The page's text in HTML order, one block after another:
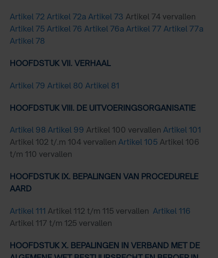
Artikel 72 Artikel 72a Artikel 73 Artikel 74 vervallen
Artikel 75 Artikel 76 Artikel 76a Artikel 77 Artikel 77a
Artikel 78
HOOFDSTUK VII. VERHAAL
Artikel 79 Artikel 80 Artikel 81
HOOFDSTUK VIII. DE UITVOERINGSORGANISATIE
Artikel 98 Artikel 99 Artikel 100 vervallen Artikel 101
Artikel 102 t/.m 104 vervallen Artikel 105 Artikel 106
t/m 110 vervallen
HOOFDSTUK IX. BEPALINGEN VAN PROCEDURELE
AARD
Artikel 111 Artikel 112 t/m 115 vervallen Artikel 116
Artikel 117 t/m 125 vervallen
HOOFDSTUK X. BEPALINGEN IN VERBAND MET DE